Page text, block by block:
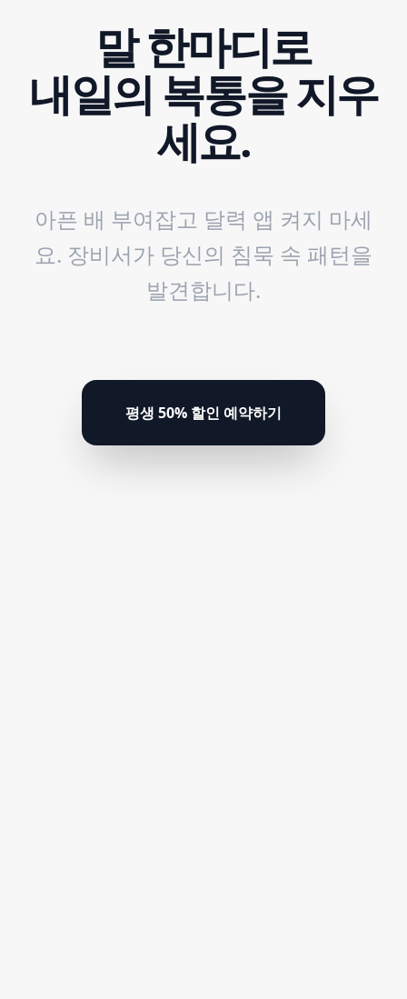
말 한마디로
내일의 복통을 지우
세요.
아픈 배 부여잡고 달력 앱 켜지 마세
요. 장비서가 당신의 침묵 속 패턴을
발견합니다.
평생 50% 할인 예약하기